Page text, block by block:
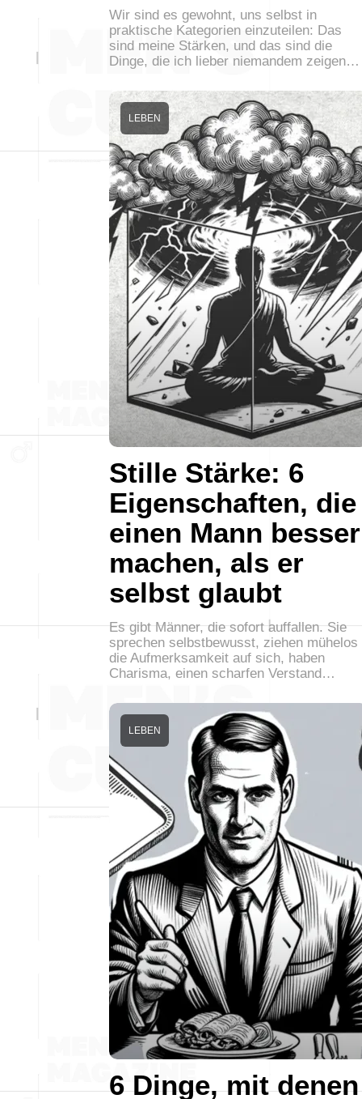
Wir sind es gewohnt, uns selbst in
praktische Kategorien einzuteilen: Das
sind meine Stärken, und das sind die
Dinge, die ich lieber niemandem zeigen…
Stille Stärke: 6
Eigenschaften, die
einen Mann besser
machen, als er
selbst glaubt
LEBEN
Es gibt Männer, die sofort auffallen. Sie
sprechen selbstbewusst, ziehen mühelos
die Aufmerksamkeit auf sich, haben
Charisma, einen scharfen Verstand…
6 Dinge, mit denen
LEBEN